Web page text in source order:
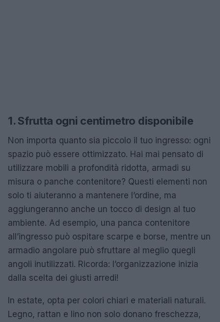
1. Sfrutta ogni centimetro disponibile
Non importa quanto sia piccolo il tuo ingresso: ogni
spazio può essere ottimizzato. Hai mai pensato di
utilizzare mobili a profondità ridotta, armadi su
misura o panche contenitore? Questi elementi non
solo ti aiuteranno a mantenere l’ordine, ma
aggiungeranno anche un tocco di design al tuo
ambiente. Ad esempio, una panca contenitore
all’ingresso può ospitare scarpe e borse, mentre un
armadio angolare può sfruttare al meglio quegli
angoli inutilizzati. Ricorda: l’organizzazione inizia
dalla scelta dei giusti arredi!
In estate, opta per colori chiari e materiali naturali.
Legno, rattan e lino non solo donano freschezza,